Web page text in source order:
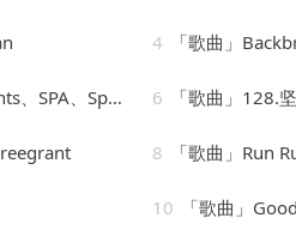
4 「歌曲」
Spa Relaxation 6 「歌曲」128.
8 「歌曲」Run
10 「歌曲」